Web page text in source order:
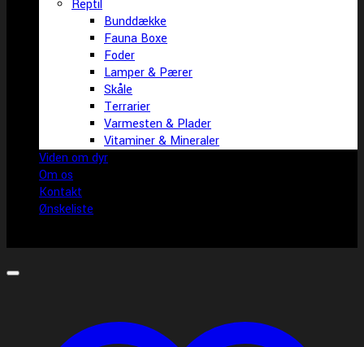
Reptil
Bunddække
Fauna Boxe
Foder
Lamper & Pærer
Skåle
Terrarier
Varmesten & Plader
Vitaminer & Mineraler
Viden om dyr
Om os
Kontakt
Ønskeliste